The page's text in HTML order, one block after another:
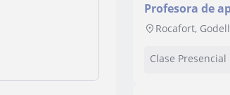
Profesora de
música
Rocafort,
Clase Presencial